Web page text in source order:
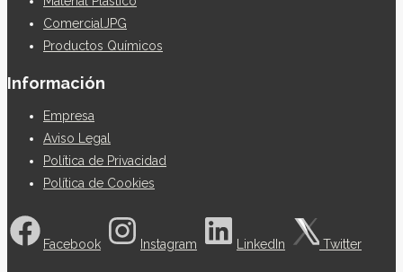
ComercialJPG
Productos Químicos
Información
Empresa
Aviso Legal
Política de Privacidad
Política de Cookies
Facebook Instagram LinkedIn Twitter